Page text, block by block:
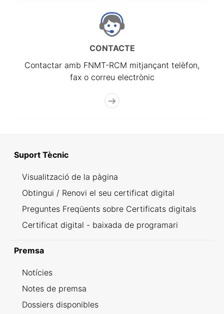
CONTACTE
Contactar amb FNMT-RCM mitjançant telèfon,
fax o correu electrònic
Suport Tècnic
Visualització de la pàgina
Obtingui / Renovi el seu certificat digital
Preguntes Freqüents sobre Certificats digitals
Certificat digital - baixada de programari
Premsa
Notícies
Notes de premsa
Dossiers disponibles